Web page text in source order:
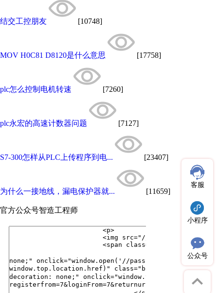
结交工控朋友 [10748]
MOV H0C81 D8120是什么意思 [17758]
plc怎么控制电机转速 [7260]
plc永宏的高速计数器问题 [7127]
S7-300怎样从PLC上传程序到电... [23407]
为什么一接地线，漏电保护器就... [11659]
官方公众号智造工程师
客服
小程序
公众号